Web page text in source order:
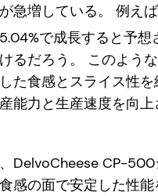
急増している。 例え
で成長すると予想
るだろう。 このよう
た食感とスライス性
能力と生産速度を向
DelvoCheese CP-
感の面で安定した性